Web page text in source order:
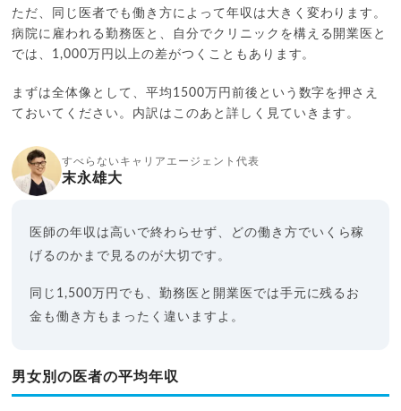
ただ、同じ医者でも働き方によって年収は大きく変わります。
病院に雇われる勤務医と、自分でクリニックを構える開業医と
では、1,000万円以上の差がつくこともあります。
まずは全体像として、平均1500万円前後という数字を押さえ
ておいてください。内訳はこのあと詳しく見ていきます。
すべらないキャリアエージェント代表
末永雄大
医師の年収は高いで終わらせず、どの働き方でいくら稼
げるのかまで見るのが大切です。
同じ1,500万円でも、勤務医と開業医では手元に残るお
金も働き方もまったく違いますよ。
男女別の医者の平均年収